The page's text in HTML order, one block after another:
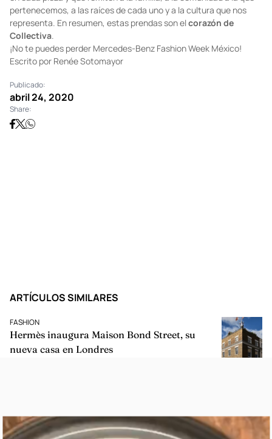
pertenecemos, a las raíces de cada uno y a la cultura que nos
representa. En resumen, estas prendas son elcorazón de
Collectiva.
¡No te puedes perder Mercedes-Benz Fashion Week México!
Escrito por Renée Sotomayor
Publicado:
abril 24, 2020
Share:
ARTÍCULOS SIMILARES
FASHION
Hermès inaugura Maison Bond Street, su
nueva casa en Londres